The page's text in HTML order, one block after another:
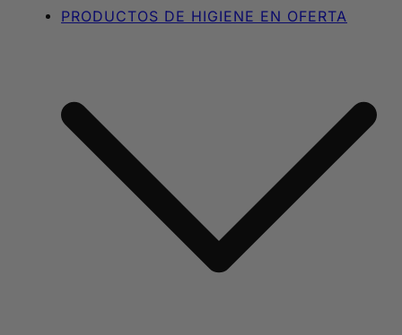
PRODUCTOS DE HIGIENE EN OFERTA